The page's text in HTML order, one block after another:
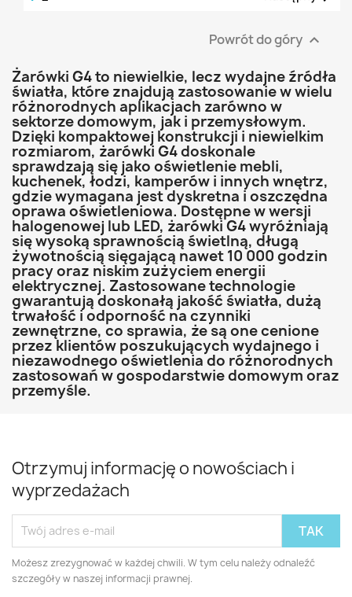
Powrót do góry 
Żarówki G4 to niewielkie, lecz wydajne źródła
światła, które znajdują zastosowanie w wielu
różnorodnych aplikacjach zarówno w
sektorze domowym, jak i przemysłowym.
Dzięki kompaktowej konstrukcji i niewielkim
rozmiarom, żarówki G4 doskonale
sprawdzają się jako oświetlenie mebli,
kuchenek, łodzi, kamperów i innych wnętrz,
gdzie wymagana jest dyskretna i oszczędna
oprawa oświetleniowa. Dostępne w wersji
halogenowej lub LED, żarówki G4 wyróżniają
się wysoką sprawnością świetlną, długą
żywotnością sięgającą nawet 10 000 godzin
pracy oraz niskim zużyciem energii
elektrycznej. Zastosowane technologie
gwarantują doskonałą jakość światła, dużą
trwałość i odporność na czynniki
zewnętrzne, co sprawia, że są one cenione
przez klientów poszukujących wydajnego i
niezawodnego oświetlenia do różnorodnych
zastosowań w gospodarstwie domowym oraz
przemyśle.
Otrzymuj informację o nowościach i
wyprzedażach
Możesz zrezygnować w każdej chwili. W tym celu należy odnaleźć
szczegóły w naszej informacji prawnej.